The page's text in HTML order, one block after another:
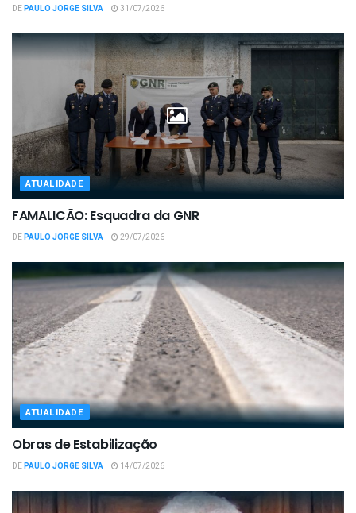
DEPAULO JORGE SILVA 31/07/2026
ATUALIDADE
FAMALICÃO: Esquadra da GNR
DEPAULO JORGE SILVA 29/07/2026
ATUALIDADE
Obras de Estabilização
DEPAULO JORGE SILVA 14/07/2026